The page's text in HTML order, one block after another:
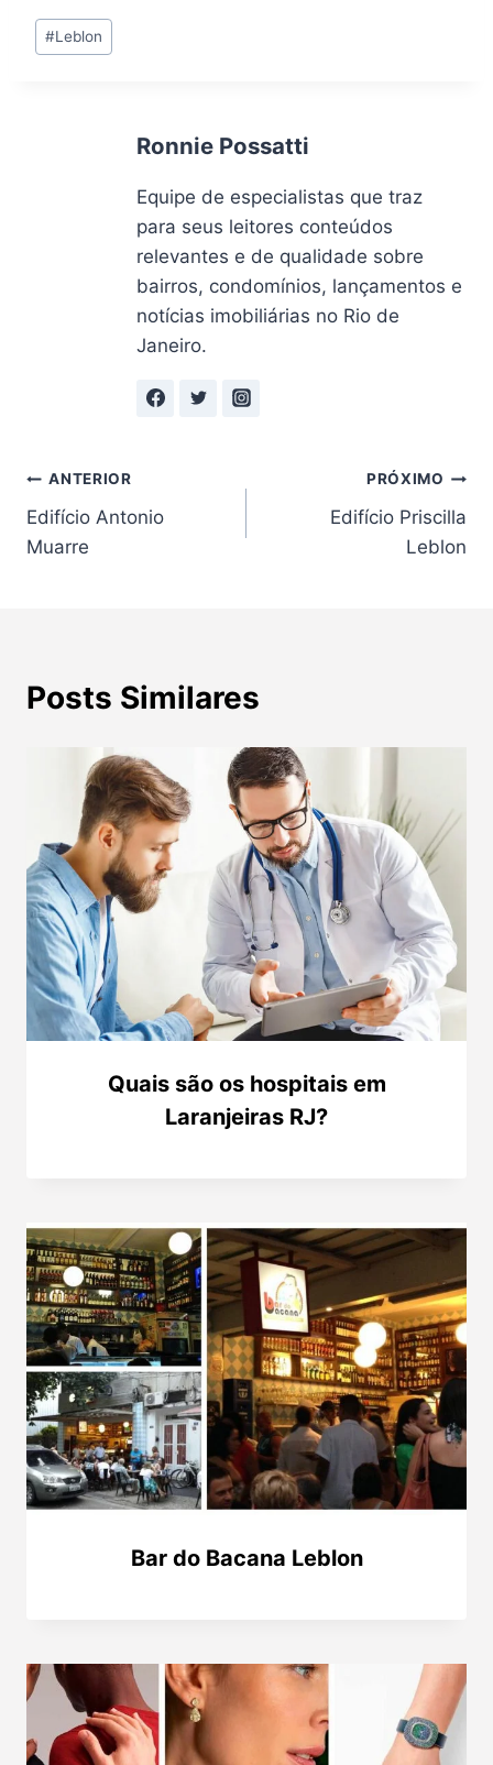
Tags
do
#Leblon
Ronnie Possatti
Equipe de especialistas que traz
para seus leitores conteúdos
relevantes e de qualidade sobre
bairros, condomínios, lançamentos e
notícias imobiliárias no Rio de
Janeiro.
Navegação
de
ANTERIOR
Edifício Antonio
Muarre
PRÓXIMO
Edifício Priscilla
Leblon
Posts Similares
Quais são os hospitais em
Laranjeiras RJ?
Bar do Bacana Leblon